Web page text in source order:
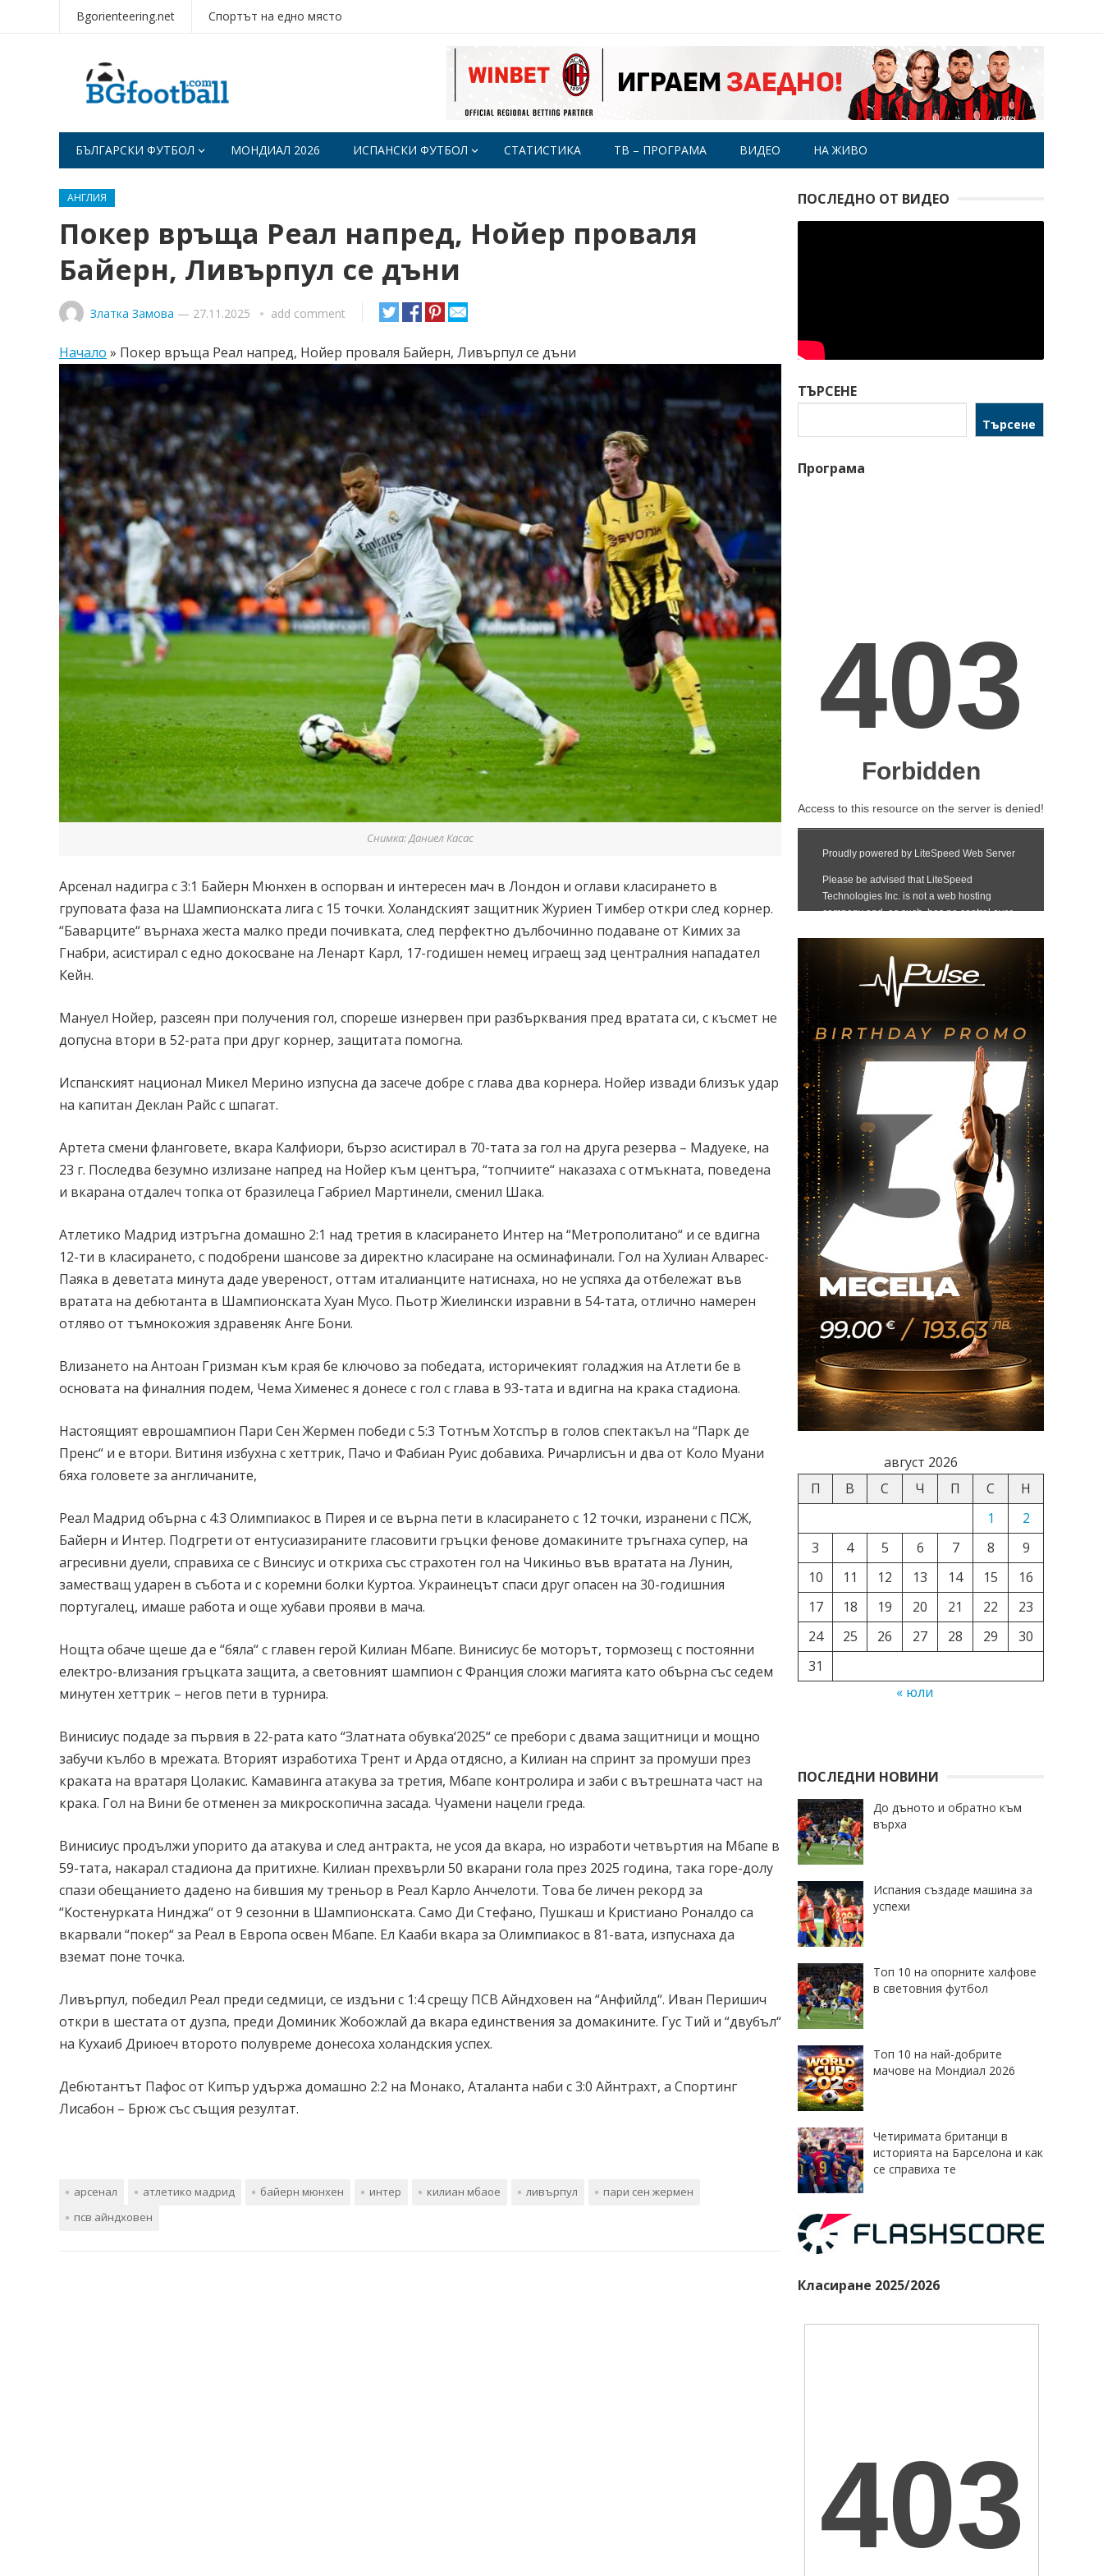
Bgorienteering.net Спортът на едно място
БЪЛГАРСКИ ФУТБОЛ МОНДИАЛ 2026 ИСПАНСКИ ФУТБОЛ СТАТИСТИКА ТВ – ПРОГРАМА ВИДЕО НА ЖИВО
АНГЛИЯ
Покер връща Реал напред, Нойер проваля
Байерн, Ливърпул се дъни
Златка Замова — 27.11.2025 add comment
Начало » Покер връща Реал напред, Нойер проваля Байерн, Ливърпул се дъни
Снимка: Даниел Касас
Арсенал надигра с 3:1 Байерн Мюнхен в оспорван и интересен мач в Лондон и оглави класирането в
груповата фаза на Шампионската лига с 15 точки. Холандският защитник Журиен Тимбер откри след корнер.
“Баварците“ върнаха жеста малко преди почивката, след перфектно дълбочинно подаване от Кимих за
Гнабри, асистирал с едно докосване на Ленарт Карл, 17-годишен немец играещ зад централния нападател
Кейн.
Мануел Нойер, разсеян при получения гол, спореше изнервен при разбърквания пред вратата си, с късмет не
допусна втори в 52-рата при друг корнер, защитата помогна.
Испанският национал Микел Мерино изпусна да засече добре с глава два корнера. Нойер извади близък удар
на капитан Деклан Райс с шпагат.
Артета смени фланговете, вкара Калфиори, бързо асистирал в 70-тата за гол на друга резерва – Мадуеке, на
23 г. Последва безумно излизане напред на Нойер към центъра, “топчиите“ наказаха с отмъкната, поведена
и вкарана отдалеч топка от бразилеца Габриел Мартинели, сменил Шака.
Атлетико Мадрид изтръгна домашно 2:1 над третия в класирането Интер на “Метрополитано“ и се вдигна
12-ти в класирането, с подобрени шансове за директно класиране на осминафинали. Гол на Хулиан Алварес-
Паяка в деветата минута даде увереност, оттам италианците натиснаха, но не успяха да отбележат във
вратата на дебютанта в Шампионската Хуан Мусо. Пьотр Жиелински изравни в 54-тата, отлично намерен
отляво от тъмнокожия здравеняк Анге Бони.
Влизането на Антоан Гризман към края бе ключово за победата, историчекият голаджия на Атлети бе в
основата на финалния подем, Чема Хименес я донесе с гол с глава в 93-тата и вдигна на крака стадиона.
Настоящият еврошампион Пари Сен Жермен победи с 5:3 Тотнъм Хотспър в голов спектакъл на “Парк де
Пренс“ и е втори. Витиня избухна с хеттрик, Пачо и Фабиан Руис добавиха. Ричарлисън и два от Коло Муани
бяха головете за англичаните,
Реал Мадрид обърна с 4:3 Олимпиакос в Пирея и се върна пети в класирането с 12 точки, изранени с ПСЖ,
Байерн и Интер. Подгрети от ентусиазираните гласовити гръцки фенове домакините тръгнаха супер, на
агресивни дуели, справиха се с Винсиус и откриха със страхотен гол на Чикиньо във вратата на Лунин,
заместващ ударен в събота и с коремни болки Куртоа. Украинецът спаси друг опасен на 30-годишния
португалец, имаше работа и още хубави прояви в мача.
Нощта обаче щеше да е “бяла“ с главен герой Килиан Мбапе. Винисиус бе моторът, тормозещ с постоянни
електро-влизания гръцката защита, а световният шампион с Франция сложи магията като обърна със седем
минутен хеттрик – негов пети в турнира.
Винисиус подаде за първия в 22-рата като “Златната обувка‘2025“ се пребори с двама защитници и мощно
забучи кълбо в мрежата. Вторият изработиха Трент и Арда отдясно, а Килиан на спринт за промуши през
краката на вратаря Цолакис. Камавинга атакува за третия, Мбапе контролира и заби с вътрешната част на
крака. Гол на Вини бе отменен за микроскопична засада. Чуамени нацели греда.
Винисиус продължи упорито да атакува и след антракта, не усоя да вкара, но изработи четвъртия на Мбапе в
59-тата, накарал стадиона да притихне. Килиан прехвърли 50 вкарани гола през 2025 година, така горе-долу
спази обещанието дадено на бившия му треньор в Реал Карло Анчелоти. Това бе личен рекорд за
“Костенурката Нинджа“ от 9 сезонни в Шампионската. Само Ди Стефано, Пушкаш и Кристиано Роналдо са
вкарвали “покер“ за Реал в Европа освен Мбапе. Ел Кааби вкара за Олимпиакос в 81-вата, изпуснаха да
вземат поне точка.
Ливърпул, победил Реал преди седмици, се издъни с 1:4 срещу ПСВ Айндховен на “Анфийлд“. Иван Перишич
откри в шестата от дузпа, преди Доминик Жобожлай да вкара единствения за домакините. Гус Тий и “двубъл“
на Кухаиб Дриюеч второто полувреме донесоха холандския успех.
Дебютантът Пафос от Кипър удържа домашно 2:2 на Монако, Аталанта наби с 3:0 Айнтрахт, а Спортинг
Лисабон – Брюж със същия резултат.
арсенал атлетико мадрид байерн мюнхен интер килиан мбаое ливърпул
пари сен жермен
псв айндховен
ПОСЛЕДНО ОТ ВИДЕО
ТЪРСЕНЕ
Търсене
Програма
август 2026
П
В С Ч П С
Н
1
2
3
4 5 6 7 8
9
10
11 12 13 14 15
16
17
18 19 20 21 22
23
24
25 26 27 28 29
30
31
« юли
ПОСЛЕДНИ НОВИНИ
До дъното и обратно към
върха
Испания създаде машина за
успехи
Топ 10 на опорните халфове
в световния футбол
Топ 10 на най-добрите
мачове на Мондиал 2026
Четиримата британци в
историята на Барселона и как
се справиха те
Класиране 2025/2026